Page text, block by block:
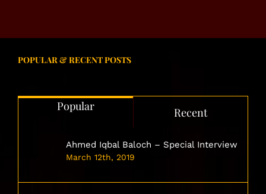
POPULAR & RECENT POSTS
Popular Recent
Ahmed Iqbal Baloch – Special Interview
March 12th, 2019